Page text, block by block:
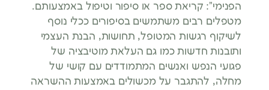
הפנימי”: קריאת ספר או סיפור וטיפול באמצעותם.
מטפלים רבים משתמשים בסיפורים ככלי נוסף
לשיקוף רגשות המטופל, תחושות, הבנת העצמי
ותובנות חדשות כמו גם העלאת מוטיבציה של
פגועי הנפש ואנשים המתמודדים עם קושי של
מחלה, להתגבר על מכשולים באמצעות ההשראה